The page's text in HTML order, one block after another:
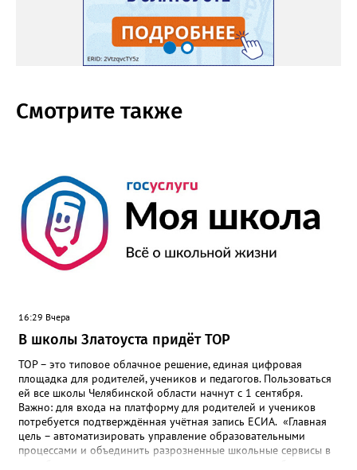
Смотрите также
16:29 Вчера
В школы Златоуста придёт ТОР
ТОР – это типовое облачное решение, единая цифровая
площадка для родителей, учеников и педагогов. Пользоваться
ей все школы Челябинской области начнут с 1 сентября.
Важно: для входа на платформу для родителей и учеников
потребуется подтверждённая учётная запись ЕСИА. «Главная
цель – автоматизировать управление образовательными
процессами и объединить разрозненные школьные сервисы в